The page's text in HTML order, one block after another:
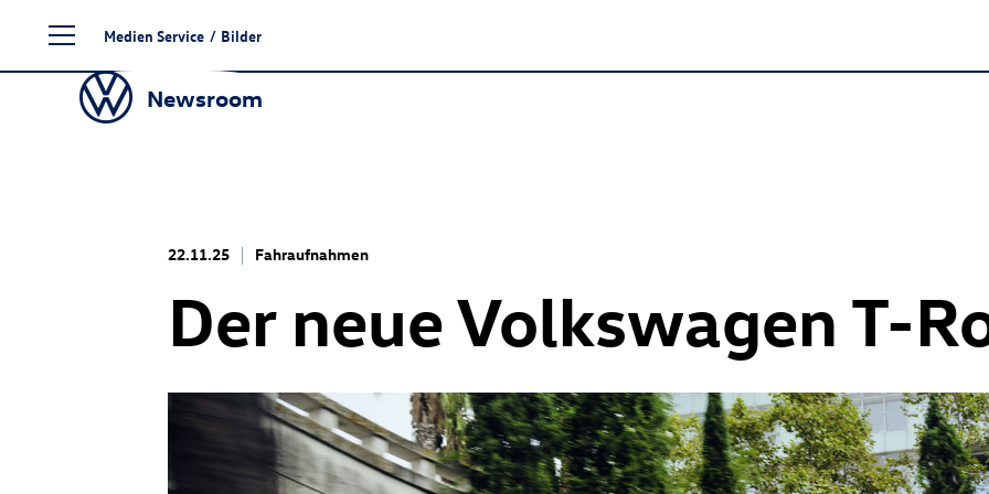
Seiteninhalt
springen
Medien Service / Bilder
Newsroom
22.11.25 Fahraufnahmen
Der neue Volkswagen T-